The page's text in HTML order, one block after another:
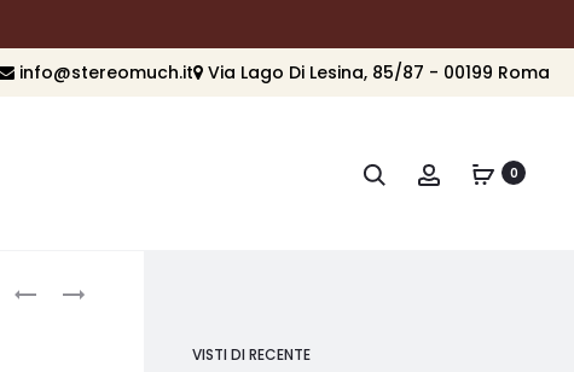
info@stereomuch.it Via Lago Di Lesina, 85/87 - 00199 Roma
Cerca Account0
Product
navigation
MONITOR
MONITOR
VISTI DI RECENTE